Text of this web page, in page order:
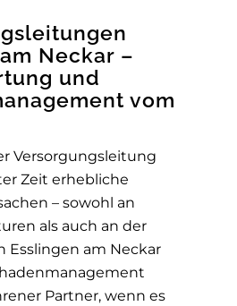
Neckar –
und
vom
Versorgungsleitung
Zeit erhebliche
– sowohl an
als auch an der
Esslingen am Neckar
Partner, wenn es